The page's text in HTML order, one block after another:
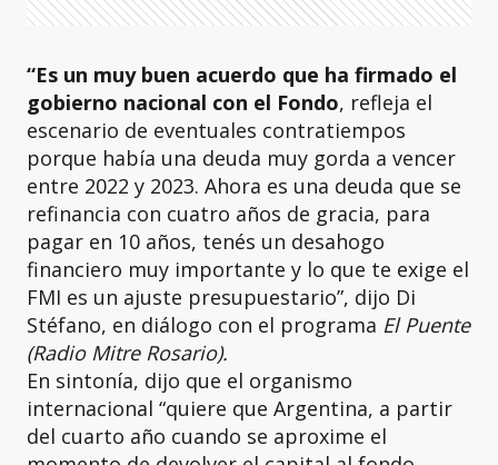
“Es un muy buen acuerdo que ha firmado el
gobierno nacional con el Fondo, refleja el
escenario de eventuales contratiempos
porque había una deuda muy gorda a vencer
entre 2022 y 2023. Ahora es una deuda que se
refinancia con cuatro años de gracia, para
pagar en 10 años, tenés un desahogo
financiero muy importante y lo que te exige el
FMI es un ajuste presupuestario”, dijo Di
Stéfano, en diálogo con el programa El Puente
(Radio Mitre Rosario).
En sintonía, dijo que el organismo
internacional “quiere que Argentina, a partir
del cuarto año cuando se aproxime el